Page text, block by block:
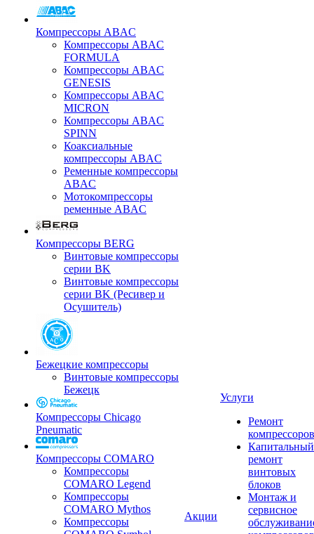
Компрессоры ABAC
Компрессоры ABAC
FORMULA
Компрессоры ABAC
GENESIS
Компрессоры ABAC
MICRON
Компрессоры ABAC
SPINN
Коаксиальные
компрессоры ABAC
Ременные компрессоры
ABAC
Мотокомпрессоры
ременные ABAC
Компрессоры BERG
Винтовые компрессоры
серии BK
Винтовые компрессоры
серии BK (Ресивер и
Осушитель)
Бежецкие компрессоры
Винтовые компрессоры
Бежецк
Компрессоры Chicago
Pneumatic
Компрессоры COMARO
Компрессоры
COMARO Legend
Компрессоры
COMARO Mythos
Компрессоры
Акции
Услуги
Ремонт
компрессоров
Капитальный
ремонт
винтовых
блоков
Монтаж и
сервисное